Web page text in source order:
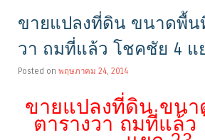
ขายแปลงที่ดิน ขนาดพื้น
วา ถมที่แล้ว โชคชัย 4 แ
Posted on พฤษภาคม 24, 2014
ขายแปลงที่ดิน ขนา
ตารางวา ถมที่แล้